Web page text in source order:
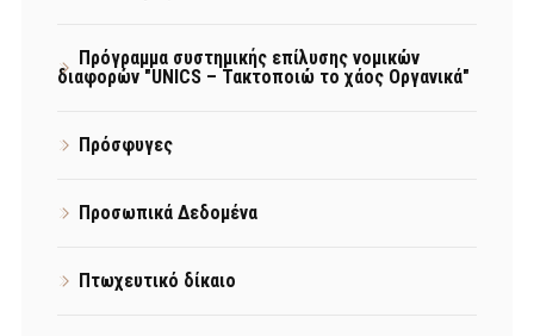
Πρόγραμμα συστημικής επίλυσης νομικών
διαφορών "UNICS – Τακτοποιώ το χάος Οργανικά"
Πρόσφυγες
Προσωπικά Δεδομένα
Πτωχευτικό δίκαιο